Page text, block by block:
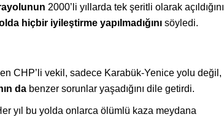
2000’li yıllarda tek şeritli olarak açıldığını
hiçbir iyileştirme yapılmadığını söyledi.
CHP’li vekil, sadece Karabük-Yenice yolu değil,
da benzer sorunlar yaşadığını dile getirdi.
yıl bu yolda onlarca ölümlü kaza meydana